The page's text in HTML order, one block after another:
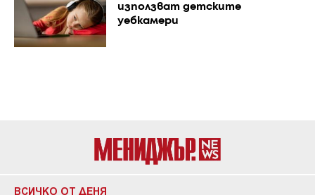
използват детските
уебкамери
ВСИЧКО ОТ ДЕНЯ